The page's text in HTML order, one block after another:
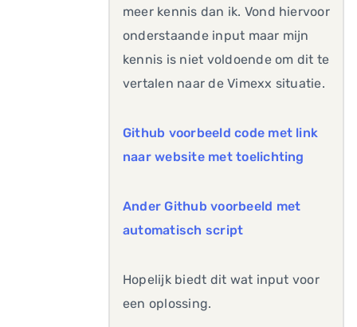
meer kennis dan ik. Vond hiervoor
onderstaande input maar mijn
kennis is niet voldoende om dit te
vertalen naar de Vimexx situatie.
Github voorbeeld code met link
naar website met toelichting
Ander Github voorbeeld met
automatisch script
Hopelijk biedt dit wat input voor
een oplossing.